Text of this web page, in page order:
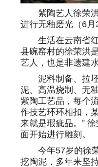
紫陶艺人徐荣洪
进行无釉磨光（6月
生活在云南省红
县碗窑村的徐荣洪
艺人，也是非遗建
泥料制备、拉坯
泥、高温烧制、无
紫陶工艺品，每个
作技艺环环相扣，
来就是瑕疵品。”
面开始进行雕刻。
今年57岁的徐荣
挖陶泥，多年来坚